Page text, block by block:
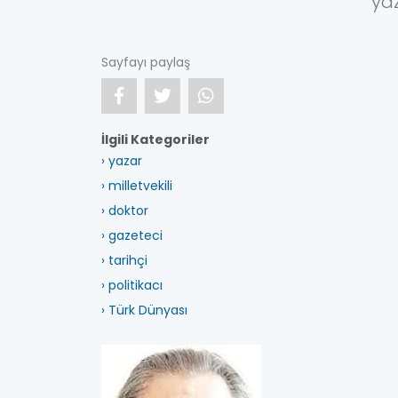
Sayfayı paylaş
İlgili Kategoriler
› yazar
› milletvekili
› doktor
› gazeteci
› tarihçi
› politikacı
› Türk Dünyası